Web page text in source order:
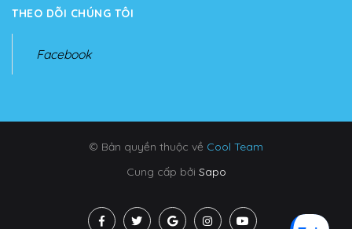
THEO DÕI CHÚNG TÔI
Facebook
© Bản quyền thuộc về Cool Team
Cung cấp bởi Sapo